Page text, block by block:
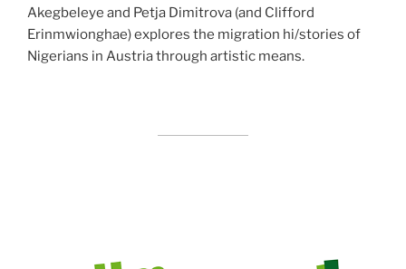
Akegbeleye and Petja Dimitrova (and Clifford
Erinmwionghae) explores the migration hi/stories of
Nigerians in Austria through artistic means.